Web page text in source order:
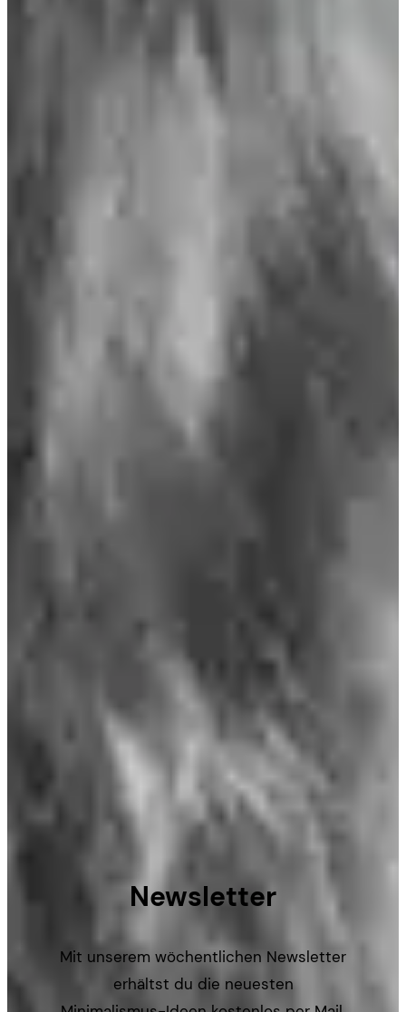
Newsletter
Mit unserem wöchentlichen Newsletter
erhältst du die neuesten